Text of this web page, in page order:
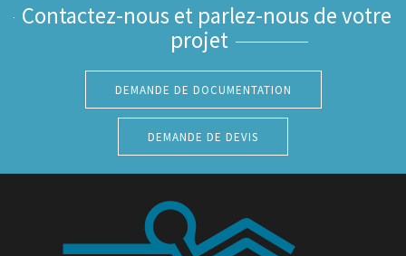
Contactez-nous et parlez-nous de votre
projet
DEMANDE DE DOCUMENTATION
DEMANDE DE DEVIS